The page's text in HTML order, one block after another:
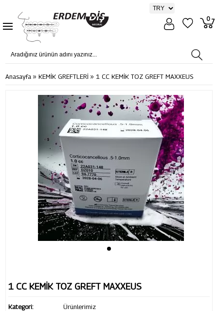
0
Anasayfa » KEMİK GREFTLERİ » 1 CC KEMİK TOZ GREFT MAXXEUS
1 CC KEMİK TOZ GREFT MAXXEUS
Kategori:
Ürünlerimiz